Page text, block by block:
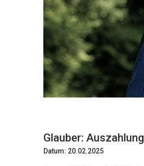
Glauber:
Datum: 20.02.2025